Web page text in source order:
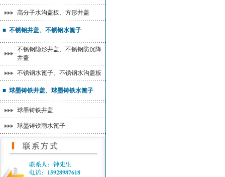
高分子水沟盖板、方形井盖
■ 不锈钢井盖、不锈钢水篦子
不锈钢隐形井盖、不锈钢防沉降
井盖
不锈钢水篦子、不锈钢水沟盖板
■ 球墨铸铁井盖、球墨铸铁水篦子
球墨铸铁井盖
球墨铸铁雨水篦子